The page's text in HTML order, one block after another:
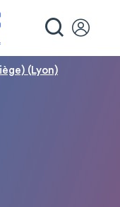
(Lyon)